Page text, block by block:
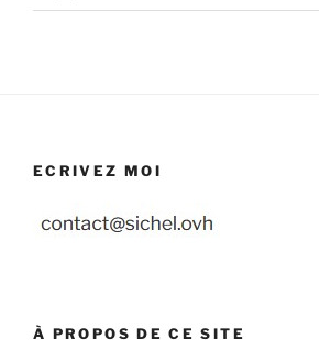
ECRIVEZ MOI
À PROPOS DE CE SITE